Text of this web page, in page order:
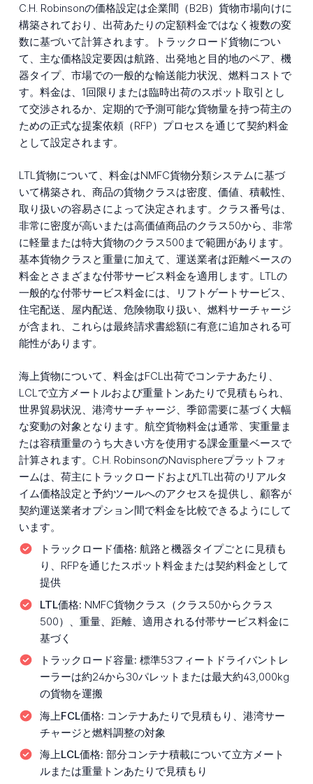
C.H. Robinsonの価格設定は企業間（B2B）貨物市場向けに
構築されており、出荷あたりの定額料金ではなく複数の変
数に基づいて計算されます。トラックロード貨物につい
て、主な価格設定要因は航路、出発地と目的地のペア、機
器タイプ、市場での一般的な輸送能力状況、燃料コストで
す。料金は、1回限りまたは臨時出荷のスポット取引とし
て交渉されるか、定期的で予測可能な貨物量を持つ荷主の
ための正式な提案依頼（RFP）プロセスを通じて契約料金
として設定されます。
LTL貨物について、料金はNMFC貨物分類システムに基づ
いて構築され、商品の貨物クラスは密度、価値、積載性、
取り扱いの容易さによって決定されます。クラス番号は、
非常に密度が高いまたは高価値商品のクラス50から、非常
に軽量または特大貨物のクラス500まで範囲があります。
基本貨物クラスと重量に加えて、運送業者は距離ベースの
料金とさまざまな付帯サービス料金を適用します。LTLの
一般的な付帯サービス料金には、リフトゲートサービス、
住宅配送、屋内配送、危険物取り扱い、燃料サーチャージ
が含まれ、これらは最終請求書総額に有意に追加される可
能性があります。
海上貨物について、料金はFCL出荷でコンテナあたり、
LCLで立方メートルおよび重量トンあたりで見積もられ、
世界貿易状況、港湾サーチャージ、季節需要に基づく大幅
な変動の対象となります。航空貨物料金は通常、実重量ま
たは容積重量のうち大きい方を使用する課金重量ベースで
計算されます。C.H. RobinsonのNavisphereプラットフォ
ームは、荷主にトラックロードおよびLTL出荷のリアルタ
イム価格設定と予約ツールへのアクセスを提供し、顧客が
契約運送業者オプション間で料金を比較できるようにして
います。
トラックロード価格: 航路と機器タイプごとに見積も
り、RFPを通じたスポット料金または契約料金として
提供
LTL価格: NMFC貨物クラス（クラス50からクラス
500）、重量、距離、適用される付帯サービス料金に
基づく
トラックロード容量: 標準53フィートドライバントレ
ーラーは約24から30パレットまたは最大約43,000kg
の貨物を運搬
海上FCL価格: コンテナあたりで見積もり、港湾サー
チャージと燃料調整の対象
海上LCL価格: 部分コンテナ積載について立方メート
ルまたは重量トンあたりで見積もり